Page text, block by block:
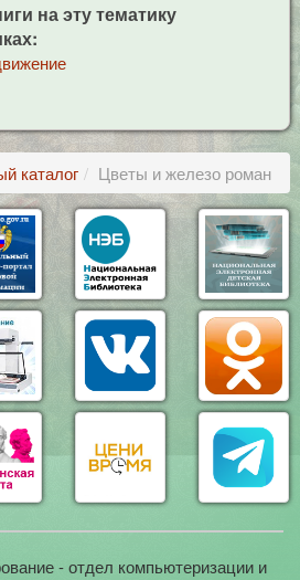
на эту тематику
каталог Цветы и железо роман
- отдел компьютеризации и